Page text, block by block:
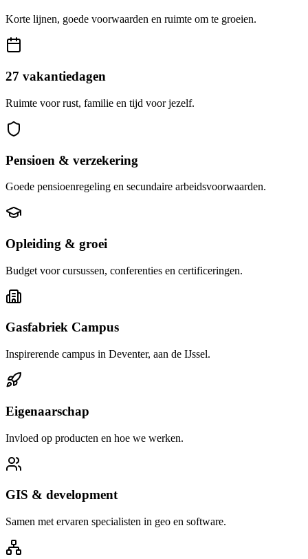
Korte lijnen, goede voorwaarden en ruimte om te groeien.
27 vakantiedagen
Ruimte voor rust, familie en tijd voor jezelf.
Pensioen & verzekering
Goede pensioenregeling en secundaire arbeidsvoorwaarden.
Opleiding & groei
Budget voor cursussen, conferenties en certificeringen.
Gasfabriek Campus
Inspirerende campus in Deventer, aan de IJssel.
Eigenaarschap
Invloed op producten en hoe we werken.
GIS & development
Samen met ervaren specialisten in geo en software.